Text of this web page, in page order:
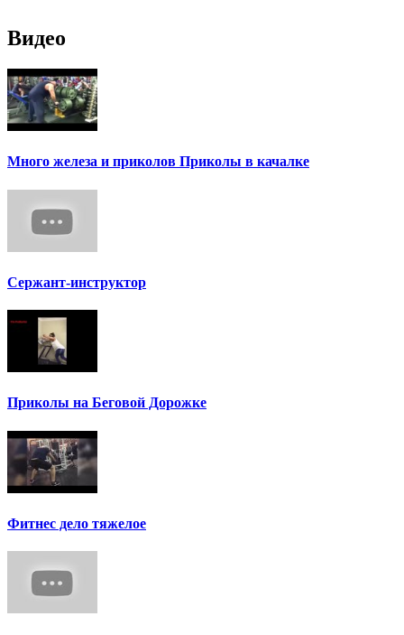
Видео
Много железа и приколов Приколы в качалке
Сержант-инструктор
Приколы на Беговой Дорожке
Фитнес дело тяжелое